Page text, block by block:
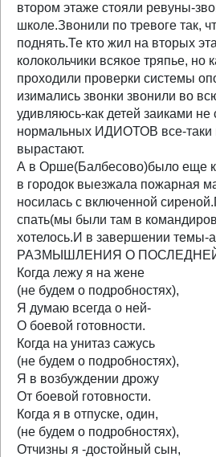
втором этаже стояли ревуны-
школе.Звонили по тревоге так,
поднять.Те кто жил на вторых
колокольчики всякое тряпье, но
проходили проверки системы
изимались звонки звонили во
удивляюсь-как детей заиками
нормальных ИДИОТОВ все-таки
вырастают.
А в Орше(Балбесово)было еще
в городок выезжала пожарная
носилась с включенной
спать(мы были там в
хотелось.И в завершении темы-
РАЗМЫШЛЕНИЯ О
Когда лежу я на жене
(не будем о подробностях),
Я думаю всегда о ней-
О боевой готовности.
Когда на унитаз сажусь
(не будем о подробностях),
Я в возбуждении дрожу
От боевой готовности.
Когда я в отпуске, один,
(не будем о подробностях),
Отчизны я -достойный сын,